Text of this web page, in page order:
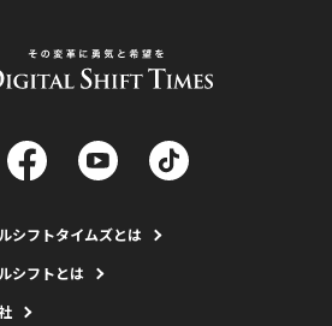
シフトタイムズとは
シフトとは